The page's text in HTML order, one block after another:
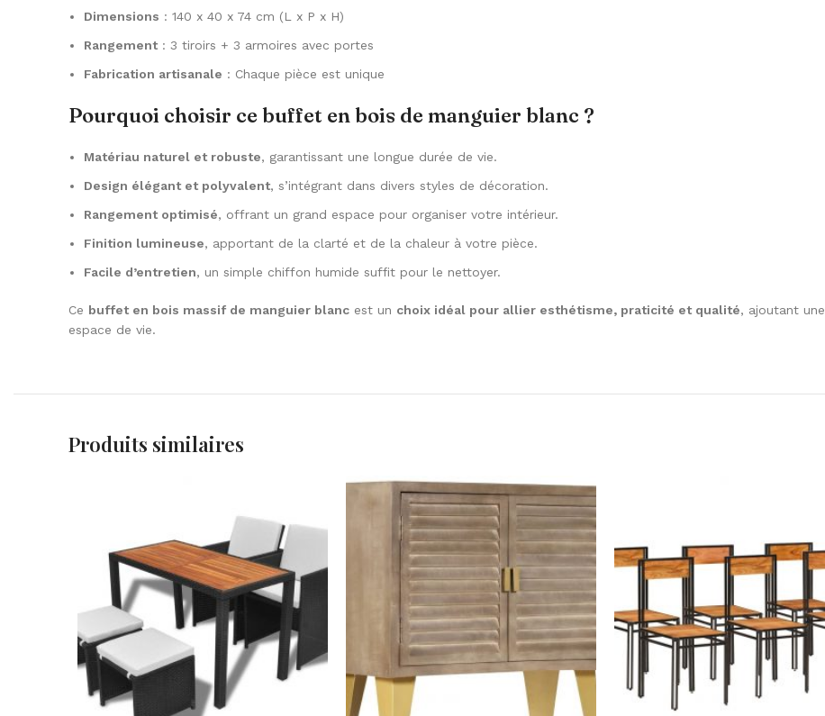
Dimensions : 140 x 40 x 74 cm (L x P x H)
Rangement : 3 tiroirs + 3 armoires avec portes
Fabrication artisanale : Chaque pièce est unique
Pourquoi choisir ce buffet en bois de manguier blanc ?
Matériau naturel et robuste, garantissant une longue durée de vie.
Design élégant et polyvalent, s’intégrant dans divers styles de décoration.
Rangement optimisé, offrant un grand espace pour organiser votre intérieur.
Finition lumineuse, apportant de la clarté et de la chaleur à votre pièce.
Facile d’entretien, un simple chiffon humide suffit pour le nettoyer.
Ce buffet en bois massif de manguier blanc est un choix idéal pour allier esthétisme, praticité et qualité, ajoutant une
espace de vie.
Produits similaires